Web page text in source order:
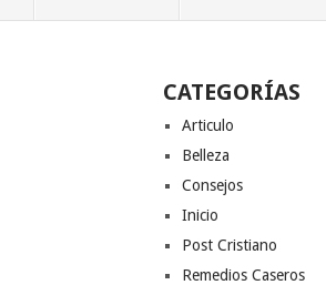
CATEGORÍAS
Articulo
Belleza
Consejos
Inicio
Post Cristiano
Remedios Caseros